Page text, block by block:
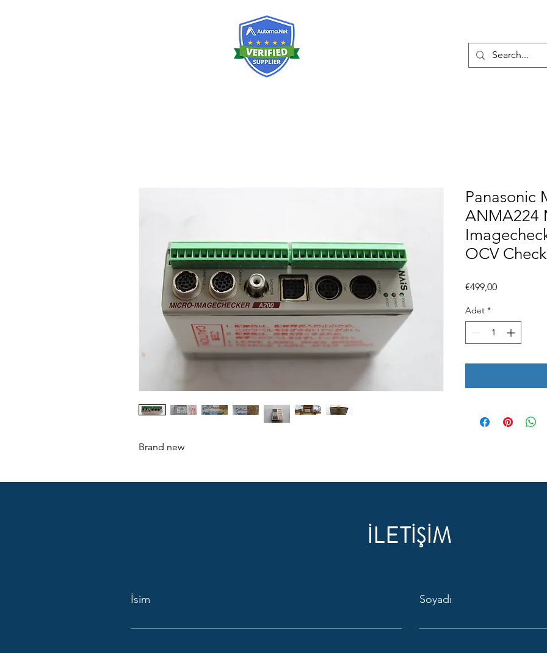
Brand new
Panasonic
ANMA224
OCV
€499,00Fiyat
Adet *
İLETİŞİM
İsim Soyadı